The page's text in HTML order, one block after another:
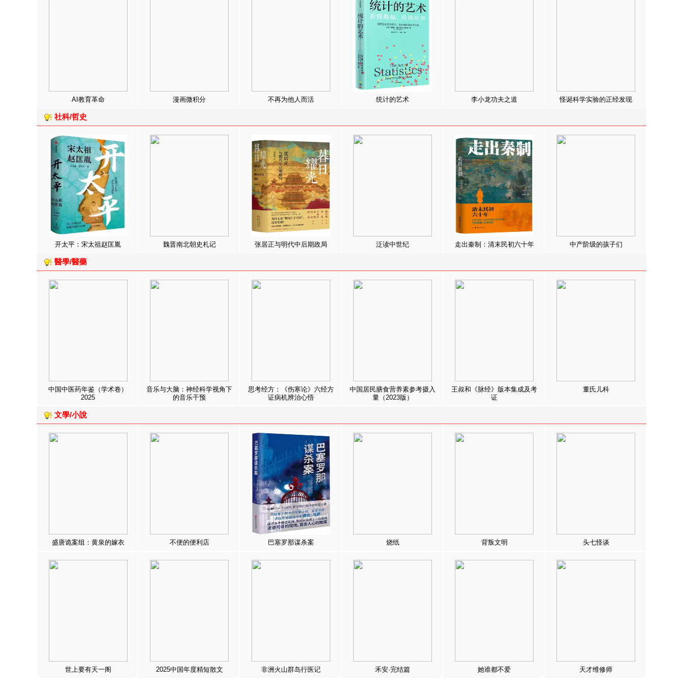
AI教育革命 漫画微积分 不再为他人而活 统计的艺术 李小龙功夫之道 怪诞科学实验的正经发现
社科/哲史
开太平：宋太祖赵匡胤 魏晋南北朝史札记 张居正与明代中后期政局 泛读中世纪 走出秦制：清末民初六十年 中产阶级的孩子们
醫學/醫藥
中国中医药年鉴（学术卷）
2025
音乐与大脑：神经科学视角下
的音乐干预
思考经方：《伤寒论》六经方
证病机辨治心悟
中国居民膳食营养素参考摄入
量（2023版）
王叔和《脉经》版本集成及考
证
董氏儿科
文學/小說
盛唐诡案组：黄泉的嫁衣 不便的便利店 巴塞罗那谋杀案 烧纸 背叛文明 头七怪谈
世上要有天一阁 2025中国年度精短散文 非洲火山群岛行医记 禾安·完结篇 她谁都不爱 天才维修师